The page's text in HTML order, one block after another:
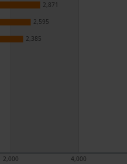
2,000 4,000
2,871
2,595
2,385